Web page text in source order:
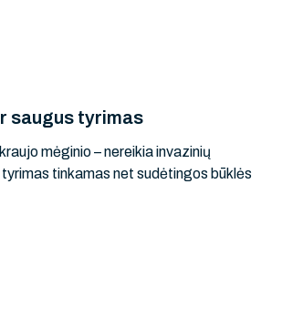
saugus tyrimas
mėginio – nereikia invazinių
tinkamas net sudėtingos būklės